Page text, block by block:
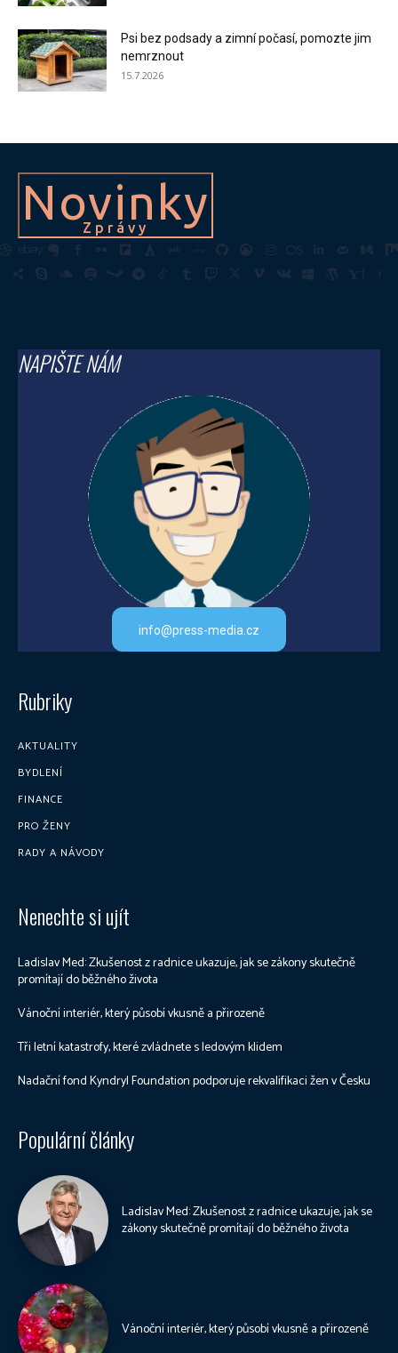
Psi bez podsady a zimní počasí, pomozte jim
nemrznout
15.7.2026
Novinky
Zprávy
NAPIŠTE NÁM
info@press-media.cz
Rubriky
AKTUALITY
BYDLENÍ
FINANCE
PRO ŽENY
RADY A NÁVODY
Nenechte si ujít
Ladislav Med: Zkušenost z radnice ukazuje, jak se zákony skutečně
promítají do běžného života
Vánoční interiér, který působí vkusně a přirozeně
Tři letní katastrofy, které zvládnete s ledovým klidem
Nadační fond Kyndryl Foundation podporuje rekvalifikaci žen v Česku
Populární články
Ladislav Med: Zkušenost z radnice ukazuje, jak se
zákony skutečně promítají do běžného života
Vánoční interiér, který působí vkusně a přirozeně